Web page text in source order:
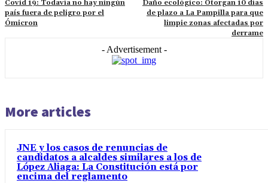
Covid 19: Todavía no hay ningún
país fuera de peligro por el
Ómicron
Daño ecológico: Otorgan 10 días
de plazo a La Pampilla para que
limpie zonas afectadas por
derrame
- Advertisement -
More articles
JNE y los casos de renuncias de
candidatos a alcaldes similares a los de
López Aliaga: La Constitución está por
encima del reglamento